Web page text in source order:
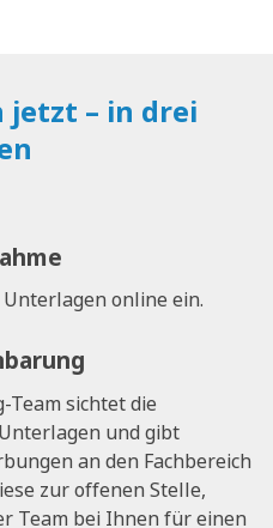
jetzt – in drei
Unterlagen online ein.
Team sichtet die
und gibt
an den Fachbereich
zur offenen Stelle,
Team bei Ihnen für einen